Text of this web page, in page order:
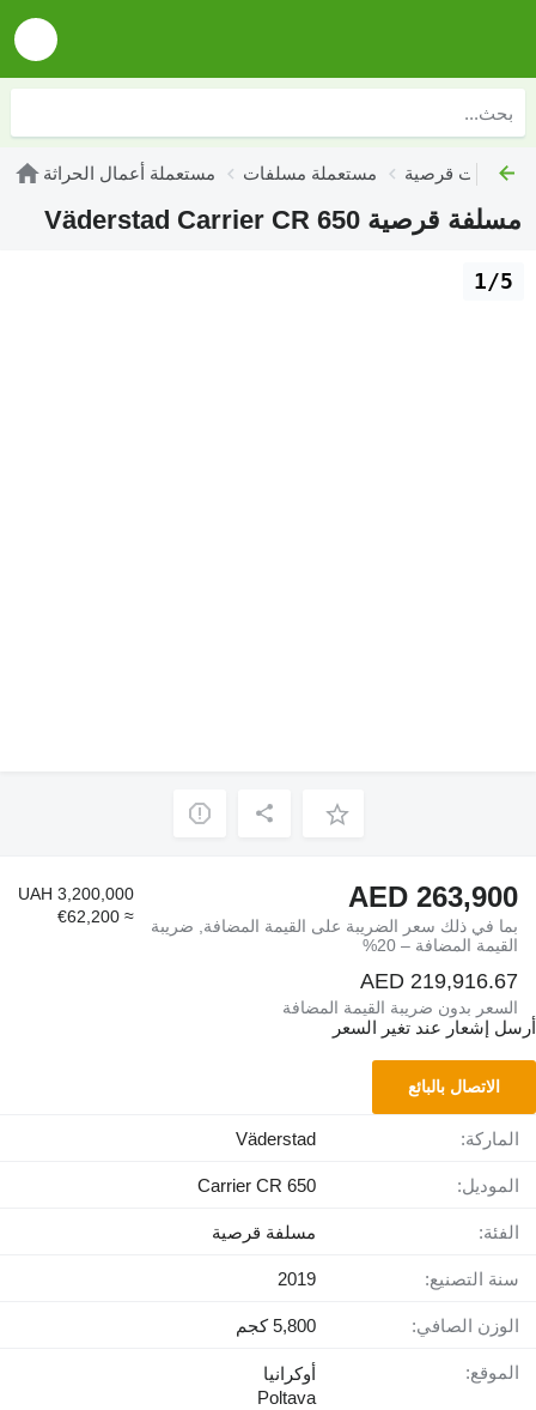
مستعملة أعمال الحراثة مستعملة مسلفات مسلفات قرصية
مسلفة قرصية Väderstad Carrier CR 650
1/5
AED 263,900
بما في ذلك سعر الضريبة على القيمة المضافة, ضريبة
القيمة المضافة – 20%
UAH 3,200,000
≈ €62,200
AED 219,916.67
السعر بدون ضريبة القيمة المضافة
أرسل إشعار عند تغير السعر
الاتصال بالبائع
الماركة: Väderstad
الموديل: Carrier CR 650
الفئة: مسلفة قرصية
سنة التصنيع: 2019
الوزن الصافي: 5,800 كجم
الموقع:
أوكرانيا
Poltava